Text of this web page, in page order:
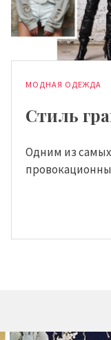
МОДНАЯ ОДЕЖДА
Стиль
Одним из